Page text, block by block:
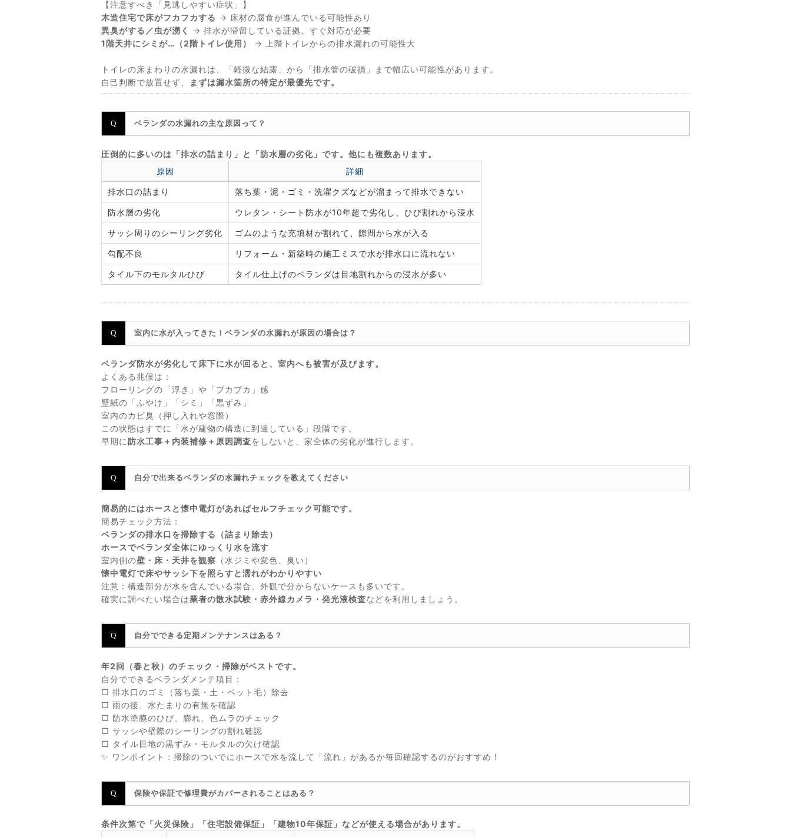
【注意すべき「見逃しやすい症状」】
木造住宅で床がフカフカする → 床材の腐食が進んでいる可能性あり
異臭がする／虫が湧く
→ 排水が滞留している証拠。すぐ対応が必要
1階天井にシミが…（2階トイレ使用）
→ 上階トイレからの排水漏れの可能性大
トイレの床まわりの水漏れは、「軽微な結露」から「排水管の破損」まで幅広い可能性があります。
自己判断で放置せず、
まずは漏水箇所の特定が最優先です。
ベランダの水漏れの主な原因って？
圧倒的に多いのは「排水の詰まり」と「防水層の劣化」です。他にも複数あります。
原因
詳細
排水口の詰まり 落ち葉・泥・ゴミ・洗濯クズなどが溜まって排水できない
防水層の劣化 ウレタン・シート防水が10年超で劣化し、ひび割れから浸水
サッシ周りのシーリング劣化 ゴムのような充填材が割れて、隙間から水が入る
勾配不良 リフォーム・新築時の施工ミスで水が排水口に流れない
タイル下のモルタルひび タイル仕上げのベランダは目地割れからの浸水が多い
室内に水が入ってきた！ベランダの水漏れが原因の場合は？
ベランダ防水が劣化して床下に水が回ると、室内へも被害が及びます。
よくある兆候は：
フローリングの「浮き」や「ブカブカ」感
壁紙の「ふやけ」「シミ」「黒ずみ」
室内のカビ臭（押し入れや窓際）
この状態はすでに「水が建物の構造に到達している」段階です。
早期に 防水工事＋内装補修＋原因調査をしないと、家全体の劣化が進行します。
自分で出来るベランダの水漏れチェックを教えてください
簡易的にはホースと懐中電灯があればセルフチェック可能です。
簡易チェック方法：
ベランダの排水口を掃除する（詰まり除去）
ホースでベランダ全体にゆっくり水を流す
室内側の壁・床・天井を観察 （水ジミや変色、臭い）
懐中電灯で床やサッシ下を照らすと濡れがわかりやすい
注意：構造部分が水を含んでいる場合、外観で分からないケースも多いです。
確実に調べたい場合は業者の散水試験・赤外線カメラ・発光液検査などを利用しましょう。
自分でできる定期メンテナンスはある？
年2回（春と秋）のチェック・掃除がベストです。
自分でできるベランダメンテ項目：
□ 排水口のゴミ（落ち葉・土・ペット毛）除去
□ 雨の後、水たまりの有無を確認
□ 防水塗膜のひび、膨れ、色ムラのチェック
□ サッシや壁際のシーリングの割れ確認
□ タイル目地の黒ずみ・モルタルの欠け確認
✨ ワンポイント：掃除のついでにホースで水を流して「流れ」があるか毎回確認するのがおすすめ！
保険や保証で修理費がカバーされることはある？
条件次第で「火災保険」「住宅設備保証」「建物10年保証」などが使える場合があります。